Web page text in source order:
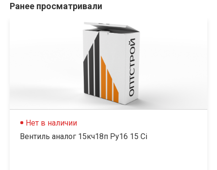
Ранее просматривали
Нет в наличии
Вентиль аналог 15кч18п Ру16 15 Ci